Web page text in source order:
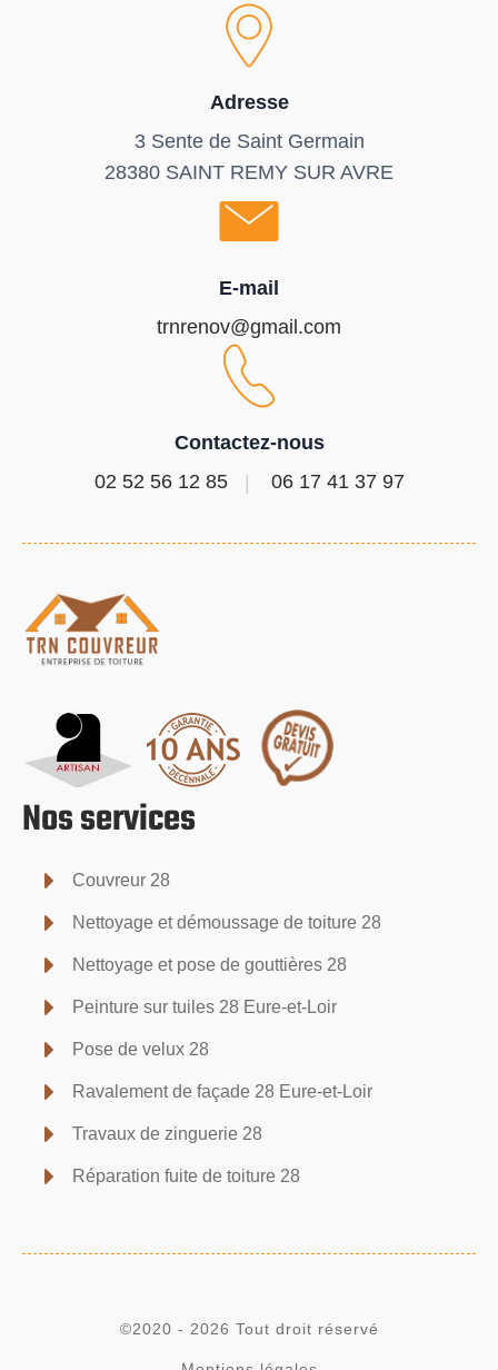
Adresse
3 Sente de Saint Germain
28380 SAINT REMY SUR AVRE
E-mail
trnrenov@gmail.com
Contactez-nous
02 52 56 12 85
06 17 41 37 97
Nos services
Couvreur 28
Nettoyage et démoussage de toiture 28
Nettoyage et pose de gouttières 28
Peinture sur tuiles 28 Eure-et-Loir
Pose de velux 28
Ravalement de façade 28 Eure-et-Loir
Travaux de zinguerie 28
Réparation fuite de toiture 28
©2020 - 2026 Tout droit réservé